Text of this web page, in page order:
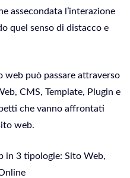
assecondata l’interazione
quel senso di distacco e
web può passare attraverso
CMS, Template, Plugin e
che vanno affrontati
web.
in 3 tipologie: Sito Web,